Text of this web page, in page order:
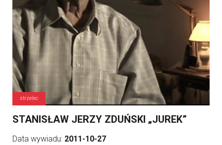
strzelec
STANISŁAW JERZY ZDUŃSKI „JUREK”
Data wywiadu: 2011-10-27